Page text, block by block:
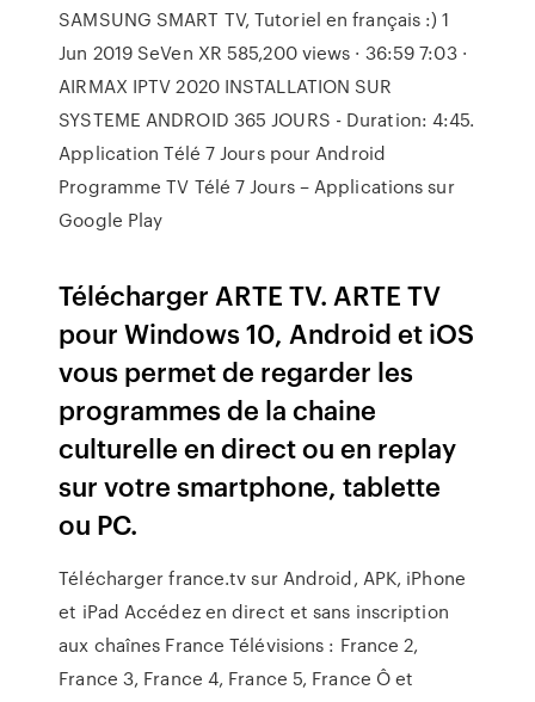
SAMSUNG SMART TV, Tutoriel en français :) 1
Jun 2019 SeVen XR 585,200 views · 36:59 7:03 ·
AIRMAX IPTV 2020 INSTALLATION SUR
SYSTEME ANDROID 365 JOURS - Duration: 4:45.
Application Télé 7 Jours pour Android
Programme TV Télé 7 Jours – Applications sur
Google Play
Télécharger ARTE TV. ARTE TV
pour Windows 10, Android et iOS
vous permet de regarder les
programmes de la chaine
culturelle en direct ou en replay
sur votre smartphone, tablette
ou PC.
Télécharger france.tv sur Android, APK, iPhone
et iPad Accédez en direct et sans inscription
aux chaînes France Télévisions : France 2,
France 3, France 4, France 5, France Ô et